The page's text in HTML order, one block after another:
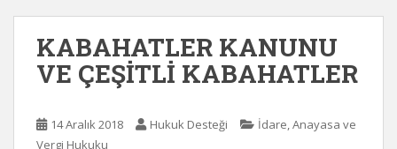
KABAHATLER KANUNU
VE ÇEŞİTLİ KABAHATLER
14 Aralık 2018 Hukuk Desteği
İdare, Anayasa ve
Vergi Hukuku